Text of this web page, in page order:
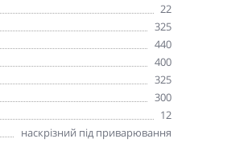
22
325
440
400
325
300
12
наскрізний під приварювання